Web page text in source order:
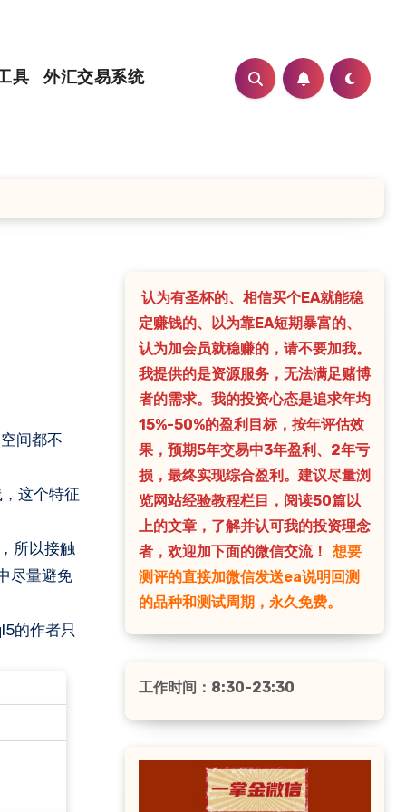
具 外汇交易系统
间都不
这个特征
所以接触
尽量避免
的作者只
认为有圣杯的、相信买个EA就能稳
定赚钱的、以为靠EA短期暴富的、
认为加会员就稳赚的，请不要加我。
我提供的是资源服务，无法满足赌博
者的需求。我的投资心态是追求年均
15%-50%的盈利目标，按年评估效
果，预期5年交易中3年盈利、2年亏
损，最终实现综合盈利。建议尽量浏
览网站经验教程栏目，阅读50篇以
上的文章，了解并认可我的投资理念
者，欢迎加下面的微信交流！
想要
测评的直接加微信发送ea说明回测
的品种和测试周期，永久免费。
工作时间：8:30-23:30